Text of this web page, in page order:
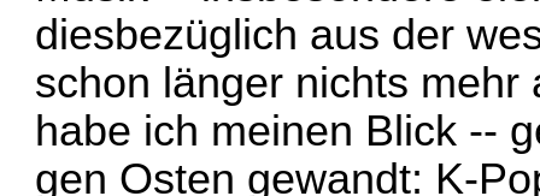
diesbezüglich aus der
schon länger nichts
habe ich meinen Blick --
gen Osten gewandt: K-